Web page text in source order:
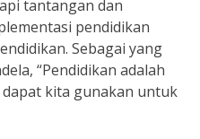
tantangan dan
pendidikan
Sebagai yang
“Pendidikan adalah
kita gunakan untuk